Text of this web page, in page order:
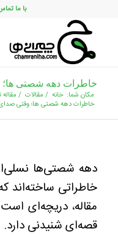
با ما تماس
خاطرات دهه شصتی ها؛
مکان شما: خانه / مقالات / مقاله
خاطرات دهه شصتی ها؛ وقتی صدای
دهه شصتی‌ها
خاطراتی ساخته‌اند
مقاله، دریچه‌ای
قصه‌ای شنیدنی دارد.